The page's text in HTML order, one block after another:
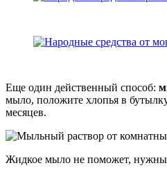
Еще один действенный способ:
мыло, положите хлопья в
месяцев.
Жидкое мыло не поможет, нужны